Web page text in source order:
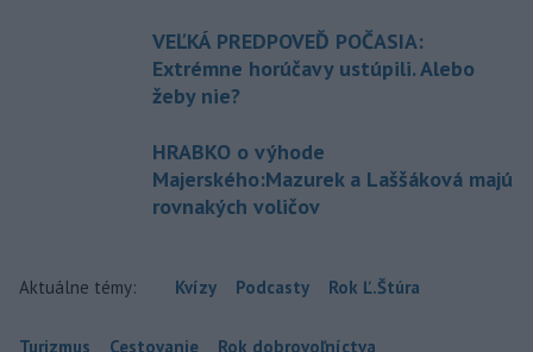
VEĽKÁ PREDPOVEĎ POČASIA:
Extrémne horúčavy ustúpili. Alebo
žeby nie?
HRABKO o výhode
Majerského:Mazurek a Laššáková majú
rovnakých voličov
Aktuálne témy: Kvízy Podcasty Rok Ľ.Štúra
Turizmus Cestovanie Rok dobrovoľníctva